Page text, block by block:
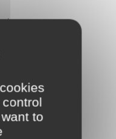
to